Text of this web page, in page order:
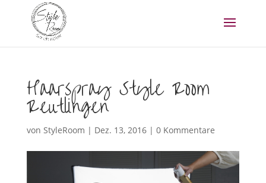
Haarspray Style Room
Reutlingen
von StyleRoom | Dez. 13, 2016| 0 Kommentare